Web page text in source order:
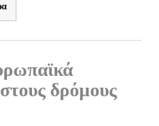
δρόμους